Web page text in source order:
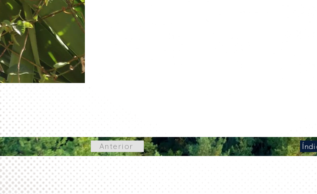
Anterior
Rain Drop S.A. de C.V.
Calle Arabá de